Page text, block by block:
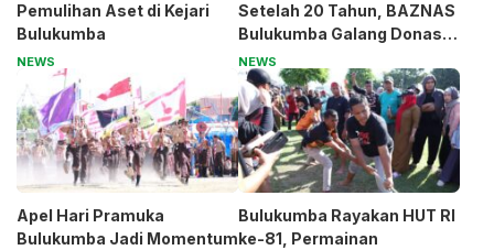
Pemulihan Aset di Kejari
Bulukumba
NEWS
Setelah 20 Tahun, BAZNAS
Bulukumba Galang Donasi
untuk Pak Pardi
NEWS
Apel Hari Pramuka
Bulukumba Jadi Momentum
Bulukumba Rayakan HUT RI
ke-81, Permainan